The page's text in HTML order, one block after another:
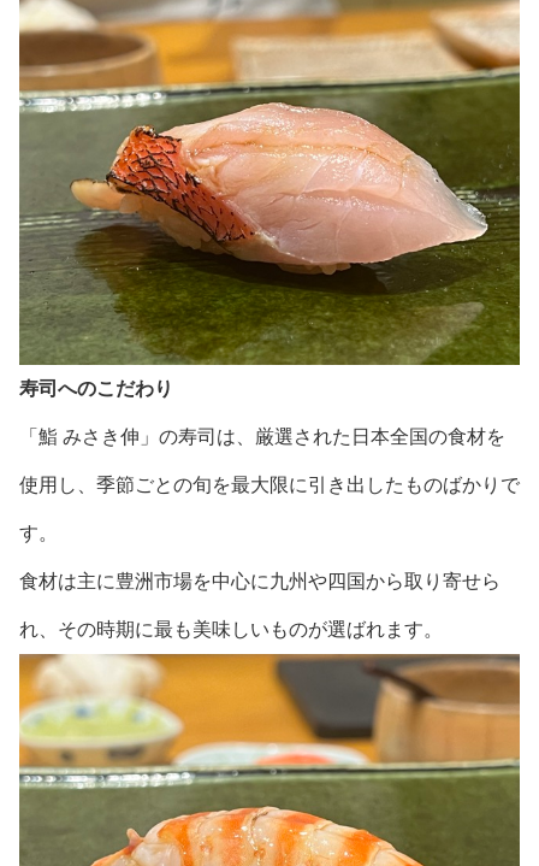
寿司へのこだわり
「鮨 みさき伸」の寿司は、厳選された日本全国の食材を
使用し、季節ごとの旬を最大限に引き出したものばかりで
す。
食材は主に豊洲市場を中心に九州や四国から取り寄せら
れ、その時期に最も美味しいものが選ばれます。